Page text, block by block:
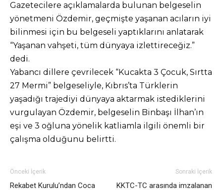
Gazetecilere açıklamalarda bulunan belgeselin
yönetmeni Özdemir, geçmişte yaşanan acıların iyi
bilinmesi için bu belgeseli yaptıklarını anlatarak
“Yaşanan vahşeti, tüm dünyaya izlettireceğiz.”
dedi.
Yabancı dillere çevrilecek “Kucakta 3 Çocuk, Sırtta
27 Mermi” belgeseliyle, Kıbrıs’ta Türklerin
yaşadığı trajediyi dünyaya aktarmak istediklerini
vurgulayan Özdemir, belgeselin Binbaşı İlhan’ın
eşi ve 3 oğluna yönelik katliamla ilgili önemli bir
çalışma olduğunu belirtti.
Önceki İçerik
Rekabet Kurulu’ndan Coca
Sonraki İçerik
KKTC-TC arasında imzalanan